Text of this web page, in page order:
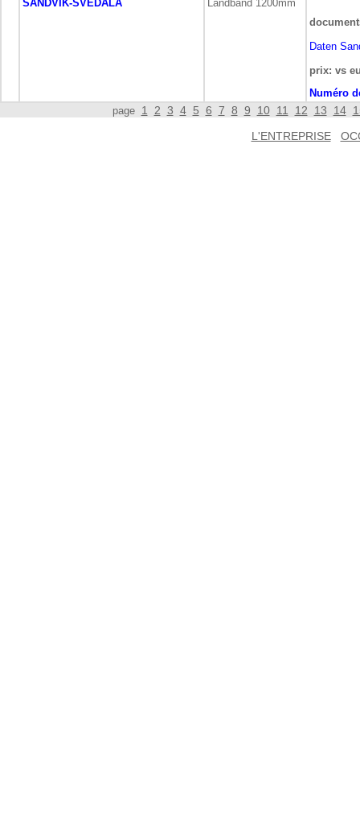
SANDVIK-SVEDALA
Landband 1200mm
Daten
prix: vs
Numéro
page 1 2 3 4 5 6 7 8 9 10 11 12 13 14
L'ENTREPRISE